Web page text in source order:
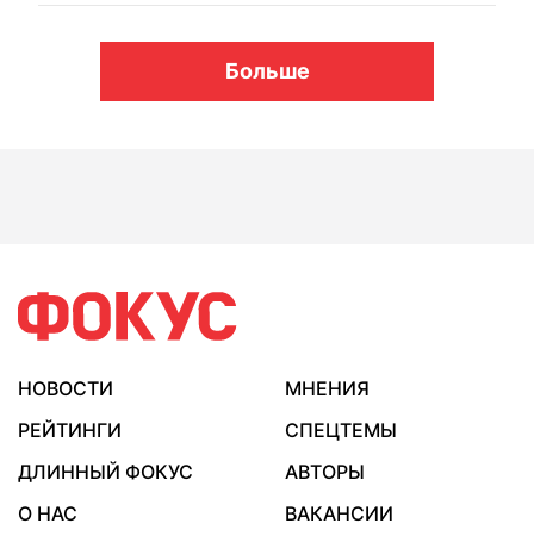
Больше
НОВОСТИ
МНЕНИЯ
РЕЙТИНГИ
СПЕЦТЕМЫ
ДЛИННЫЙ ФОКУС
АВТОРЫ
О НАС
ВАКАНСИИ